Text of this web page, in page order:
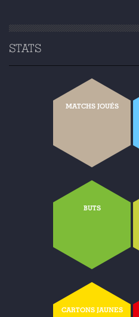
STATS
MATCHS JOUÉS
BUTS
CARTONS JAUNES